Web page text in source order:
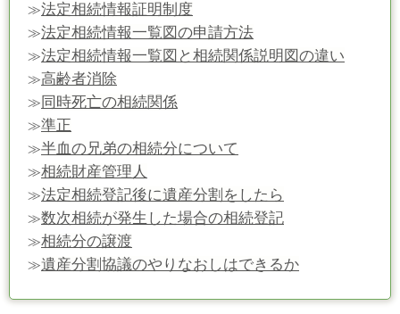
≫法定相続情報証明制度
≫法定相続情報一覧図の申請方法
≫法定相続情報一覧図と相続関係説明図の違い
≫高齢者消除
≫同時死亡の相続関係
≫準正
≫半血の兄弟の相続分について
≫相続財産管理人
≫法定相続登記後に遺産分割をしたら
≫数次相続が発生した場合の相続登記
≫相続分の譲渡
≫遺産分割協議のやりなおしはできるか